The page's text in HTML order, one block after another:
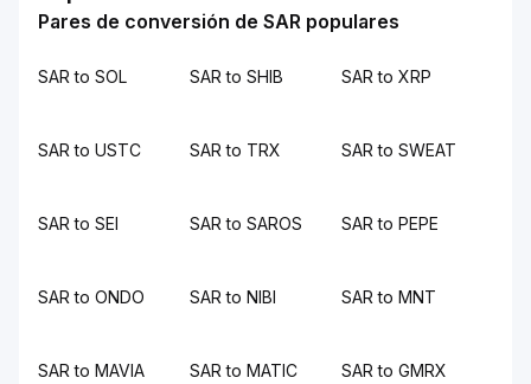
Pares de conversión de SAR populares
SAR to SOL SAR to SHIB SAR to XRP
SAR to USTC SAR to TRX SAR to SWEAT
SAR to SEI SAR to SAROS SAR to PEPE
SAR to ONDO SAR to NIBI SAR to MNT
SAR to MAVIA SAR to MATIC SAR to GMRX